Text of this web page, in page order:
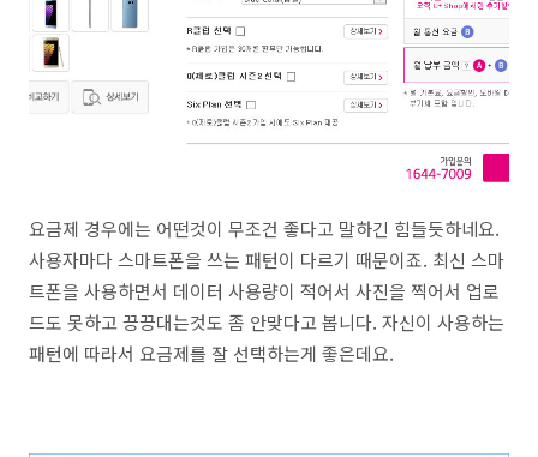
요금제 경우에는 어떤것이 무조건 좋다고 말하긴 힘들듯하네요.
사용자마다 스마트폰을 쓰는 패턴이 다르기 때문이죠. 최신 스마
트폰을 사용하면서 데이터 사용량이 적어서 사진을 찍어서 업로
드도 못하고 끙끙대는것도 좀 안맞다고 봅니다. 자신이 사용하는
패턴에 따라서 요금제를 잘 선택하는게 좋은데요.